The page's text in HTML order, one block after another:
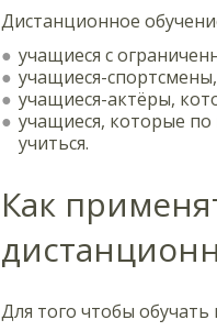
Дистанционное
учащиеся с
учащиеся-
учащиеся-актёры,
учащиеся, которые
учиться.
Как
Для того чтобы